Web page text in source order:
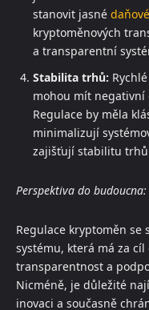
stanovit jasné daňové
kryptoměnových
a transparentní
Stabilita trhů:
mohou mít
Regulace by měla
minimalizují
zajišťují stabilitu
Perspektiva do budoucna:
Regulace kryptoměn se
systému, která má za
transparentnost a
Nicméně, je důležité
inovaci a současně